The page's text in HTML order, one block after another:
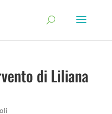
di Liliana